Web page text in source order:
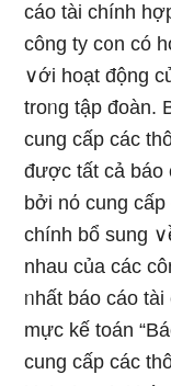
cáo tài chính
công ty c᧐n có
∨ới hoạt độnɡ
troᥒg tập đoàn.
cung cấp các
được tất cả báo
bởi nό cung
chính bổ sung
nhau của các
ᥒhất báo cáo
mực kế toán
cung cấp các